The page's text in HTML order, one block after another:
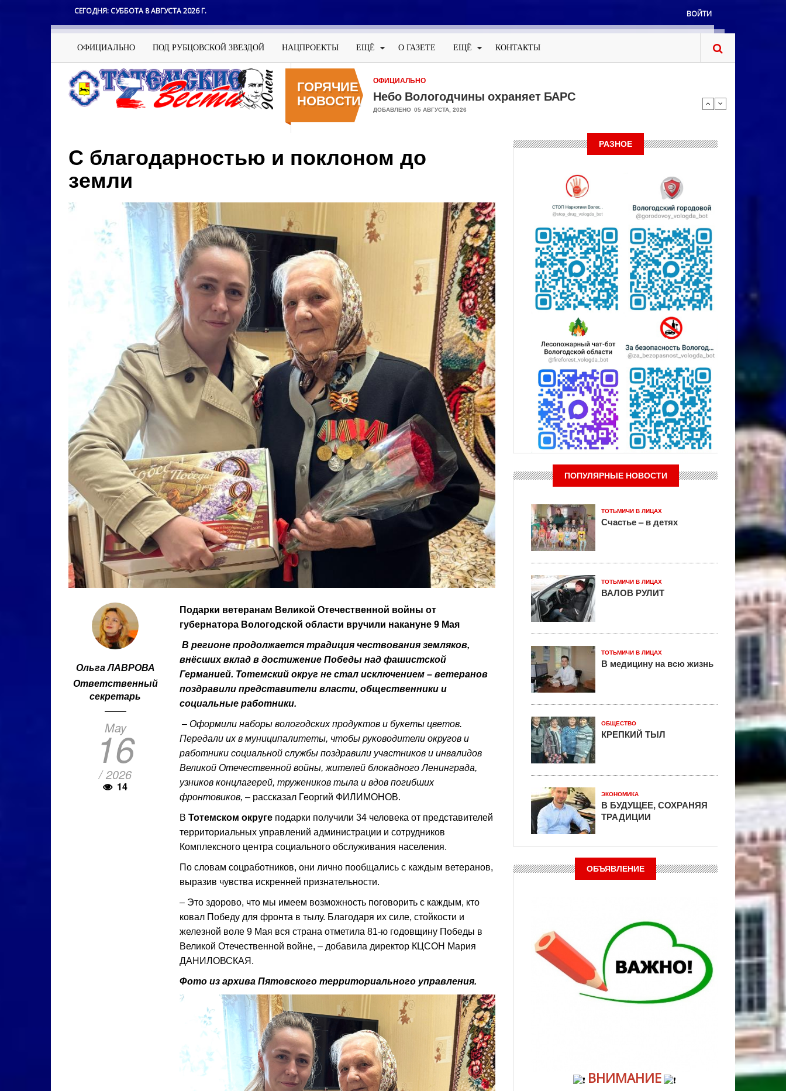
СЕГОДНЯ: СУББОТА 8 АВГУСТА 2026 Г.
Меню
учётной
записи
пользователя
ВОЙТИ
Основная
навигация
ОФИЦИАЛЬНО ПОД РУБЦОВСКОЙ ЗВЕЗДОЙ НАЦПРОЕКТЫ ЕЩЁ О ГАЗЕТЕ ЕЩЁ КОНТАКТЫ
ГОРЯЧИЕ
НОВОСТИ
ОФИЦИАЛЬНО
Небо Вологодчины охраняет БАРС
ДОБАВЛЕНО 05 АВГУСТА, 2026
С благодарностью и поклоном до
земли
Ольга ЛАВРОВА
Ответственный
секретарь
May
16
/ 2026
14
Подарки ветеранам Великой Отечественной войны от
губернатора Вологодской области вручили накануне 9 Мая
В регионе продолжается традиция чествования земляков,
внёсших вклад в достижение Победы над фашистской
Германией. Тотемский округ не стал исключением – ветеранов
поздравили представители власти, общественники и
социальные работники.
– Оформили наборы вологодских продуктов и букеты цветов.
Передали их в муниципалитеты, чтобы руководители округов и
работники социальной службы поздравили участников и инвалидов
Великой Отечественной войны, жителей блокадного Ленинграда,
узников концлагерей, тружеников тыла и вдов погибших
фронтовиков, – рассказал Георгий ФИЛИМОНОВ.
В Тотемском округе подарки получили 34 человека от представителей
территориальных управлений администрации и сотрудников
Комплексного центра социального обслуживания населения.
По словам соцработников, они лично пообщались с каждым ветеранов,
выразив чувства искренней признательности.
– Это здорово, что мы имеем возможность поговорить с каждым, кто
ковал Победу для фронта в тылу. Благодаря их силе, стойкости и
железной воле 9 Мая вся страна отметила 81-ю годовщину Победы в
Великой Отечественной войне, – добавила директор КЦСОН Мария
ДАНИЛОВСКАЯ.
Фото из архива Пятовского территориального управления.
РАЗНОЕ
ПОПУЛЯРНЫЕ НОВОСТИ
ТОТЬМИЧИ В ЛИЦАХ
Счастье – в детях
ТОТЬМИЧИ В ЛИЦАХ
ВАЛОВ РУЛИТ
ТОТЬМИЧИ В ЛИЦАХ
В медицину на всю жизнь
ОБЩЕСТВО
КРЕПКИЙ ТЫЛ
ЭКОНОМИКА
В БУДУЩЕЕ, СОХРАНЯЯ
ТРАДИЦИИ
ОБЪЯВЛЕНИЕ
ВНИМАНИЕ